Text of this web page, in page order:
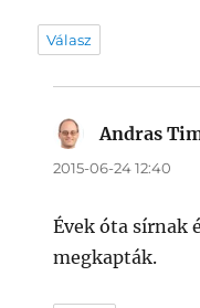
Válasz
Andras
2015-06-24 12:40
Évek óta sírnak
megkapták.